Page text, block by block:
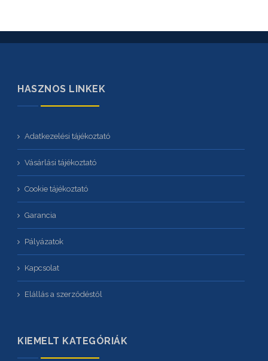
HASZNOS LINKEK
Adatkezelési tájékoztató
Vásárlási tájékoztató
Cookie tájékoztató
Garancia
Pályázatok
Kapcsolat
Elállás a szerződéstől
KIEMELT KATEGÓRIÁK